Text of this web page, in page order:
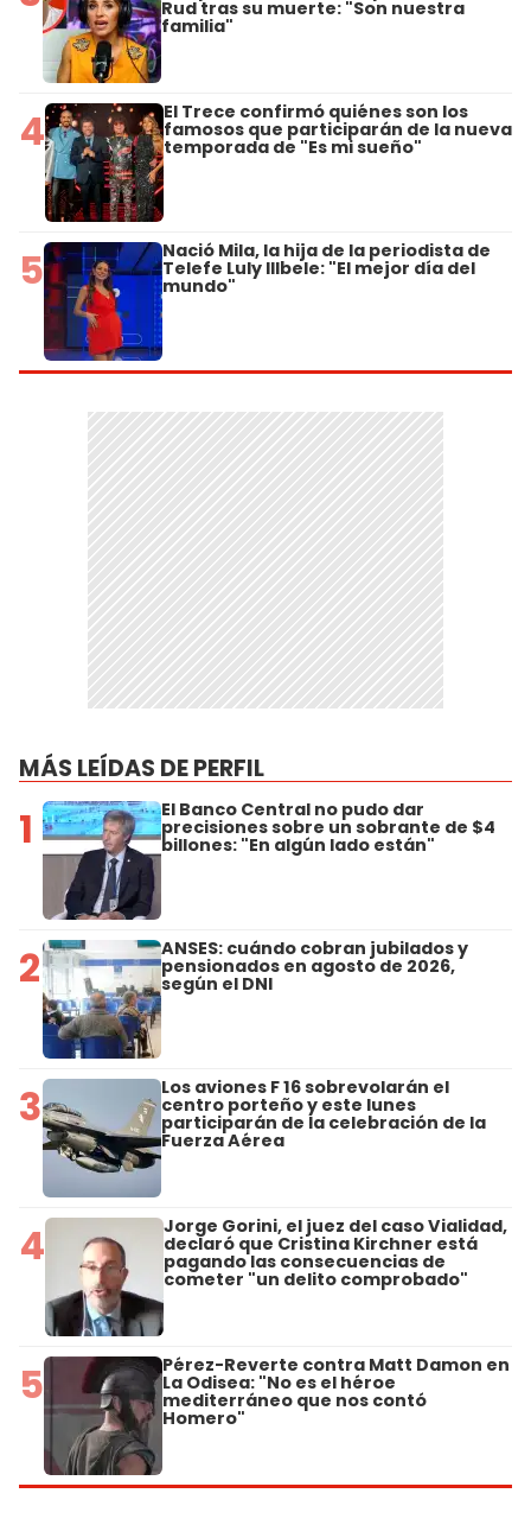
Rud tras su muerte: "Son nuestra
familia"
4 El Trece confirmó quiénes son los
famosos que participarán de la nueva
temporada de "Es mi sueño"
5 Nació Mila, la hija de la periodista de
Telefe Luly Illbele: "El mejor día del
mundo"
MÁS LEÍDAS DE PERFIL
1 El Banco Central no pudo dar
precisiones sobre un sobrante de $4
billones: "En algún lado están"
2 ANSES: cuándo cobran jubilados y
pensionados en agosto de 2026,
según el DNI
3 Los aviones F 16 sobrevolarán el
centro porteño y este lunes
participarán de la celebración de la
Fuerza Aérea
4 Jorge Gorini, el juez del caso Vialidad,
declaró que Cristina Kirchner está
pagando las consecuencias de
cometer "un delito comprobado"
5 Pérez-Reverte contra Matt Damon en
La Odisea: "No es el héroe
mediterráneo que nos contó
Homero"